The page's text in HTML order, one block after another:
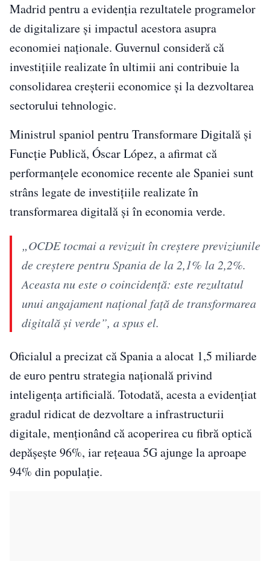
Madrid pentru a evidenția rezultatele programelor
de digitalizare și impactul acestora asupra
economiei naționale. Guvernul consideră că
investițiile realizate în ultimii ani contribuie la
consolidarea creșterii economice și la dezvoltarea
sectorului tehnologic.
Ministrul spaniol pentru Transformare Digitală și
Funcție Publică, Óscar López, a afirmat că
performanțele economice recente ale Spaniei sunt
strâns legate de investițiile realizate în
transformarea digitală și în economia verde.
„OCDE tocmai a revizuit în creștere previziunile
de creștere pentru Spania de la 2,1% la 2,2%.
Aceasta nu este o coincidență: este rezultatul
unui angajament național față de transformarea
digitală și verde”, a spus el.
Oficialul a precizat că Spania a alocat 1,5 miliarde
de euro pentru strategia națională privind
inteligența artificială. Totodată, acesta a evidențiat
gradul ridicat de dezvoltare a infrastructurii
digitale, menționând că acoperirea cu fibră optică
depășește 96%, iar rețeaua 5G ajunge la aproape
94% din populație.